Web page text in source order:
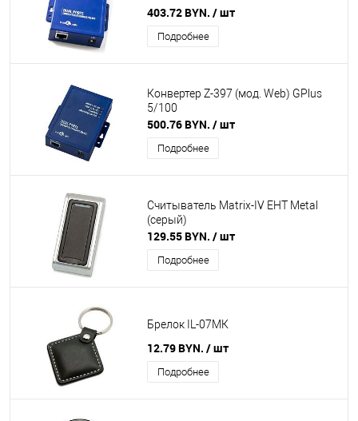
403.72 BYN. / шт
Подробнее
Конвертер Z-397 (мод. Web) GPlus
5/100
500.76 BYN. / шт
Подробнее
Считыватель Matrix-IV EHT Metal
(серый)
129.55 BYN. / шт
Подробнее
Брелок IL-07MК
12.79 BYN. / шт
Подробнее